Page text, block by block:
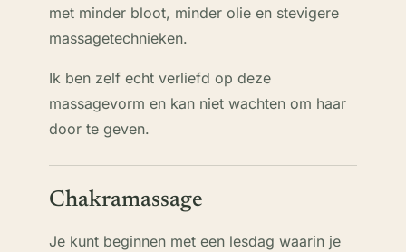
met minder bloot, minder olie en stevigere
massagetechnieken.
Ik ben zelf echt verliefd op deze
massagevorm en kan niet wachten om haar
door te geven.
Chakramassage
Je kunt beginnen met een lesdag waarin je